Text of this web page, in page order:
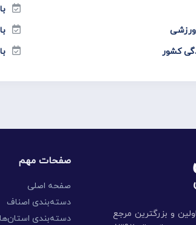
کشور
و بزرگترین مرجع
صفحات مهم
صفحه اصلی
دسته‌بندی اصناف
دسته‌بندی استان‌ها